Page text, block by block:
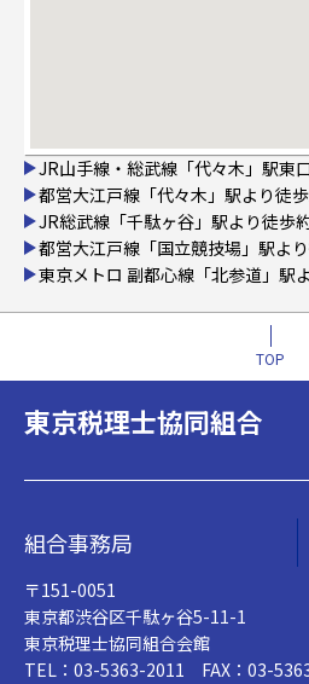
JR山手線・総武線「代々木」駅東
都営大江戸線「代々木」駅より徒
JR総武線「千駄ヶ谷」駅より徒歩
都営大江戸線「国立競技場」駅よ
東京メトロ 副都心線「北参道」駅
TOP
東京税理士協同組合
組合事務局
〒151-0051
東京都渋谷区千駄ヶ谷5-11-1
東京税理士協同組合会館
TEL：03-5363-2011 FAX：03-